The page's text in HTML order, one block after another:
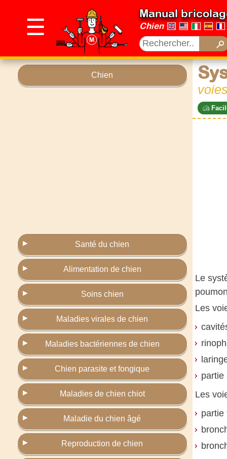
☰
Manual
Chien
Chien
Santé du chien
Alimentation de chien
Soins chien
Maladies virales de chien
Maladies bactériennes de chien
Chien parasite et fongique
Maladies de chien chiot
Maladie du chien âgé
Reproduction de chien
Le
Les
partie
Les
partie